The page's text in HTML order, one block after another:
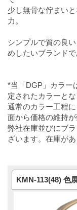
少し無骨な佇まい
力。
シンプルで質の良
めしたいブランド
*当「DGP」カラー
定されたカラーとな
通常のカラー工程
面から価格の維持
弊社在庫並びにブ
ざいます。在庫が
KMN-113(48) 色